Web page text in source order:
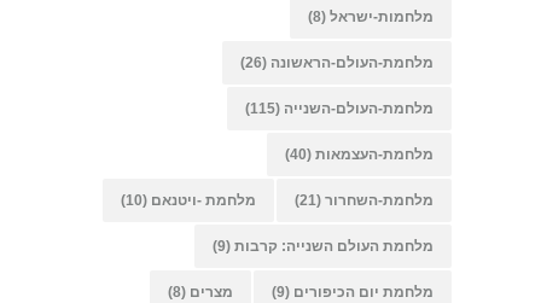
מלחמות-ישראל (8)
מלחמת-העולם-הראשונה (26)
מלחמת-העולם-השנייה (115)
מלחמת-העצמאות (40)
מלחמת-השחרור (21) מלחמת -ויטנאם (10)
מלחמת העולם השנייה: קרבות (9)
מלחמת יום הכיפורים (9) מצרים (8)